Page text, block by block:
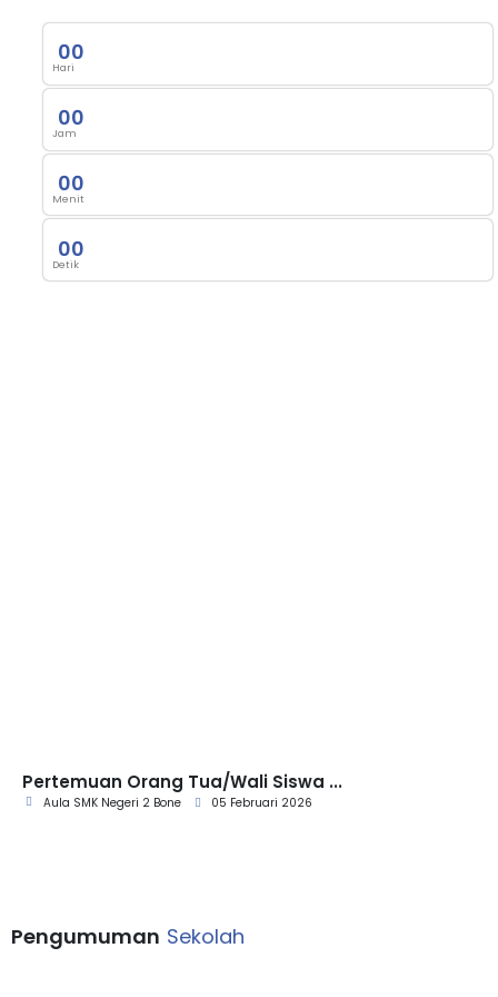
Pertemuan Orang Tua/Wali Siswa ...
Aula SMK Negeri 2 Bone 05 Februari 2026
00
Hari
00
Jam
00
Menit
00
Detik
Pengumuman Sekolah